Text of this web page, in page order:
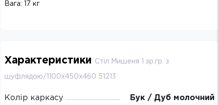
Вага: 17 кг
Характеристики Стіл Мишеня 1 зр.гр. з
шуфлядою/1100х450х460 51213
Колір каркасу Бук / Дуб молочний